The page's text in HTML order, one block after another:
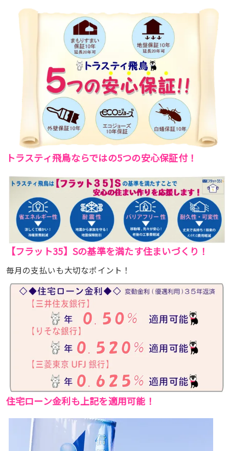
トラスティ飛鳥ならではの5つの安心保証付！
【フラット35】Sの基準を満たす住まいづくり！
毎月の支払いも大切なポイント！
住宅ローン金利も上記を適用可能！